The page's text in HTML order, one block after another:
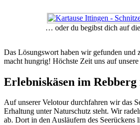
… oder du begibst dich auf
Das Lösungswort haben wir gefunden und
macht hungrig! Höchste Zeit uns auf unsere
Erlebniskäsen im
Auf unserer Velotour durchfahren wir das
Erhaltung unter Naturschutz steht. Wir
ab. Dort in den Ausläufern des